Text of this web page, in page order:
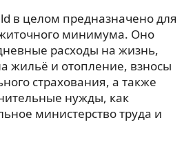
в целом предназначено для
минимума. Оно
расходы на жизнь,
жильё и отопление, взносы
страхования, а также
нужды, как
министерство труда и